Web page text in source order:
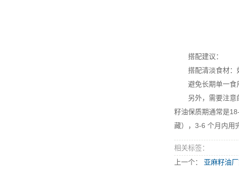
搭配建议：
搭配清淡食材：如
避免长期单一食用
另外，需要注意的
籽油保质期通常是
藏），3-6 个月内用
相关标签：
上一个：
亚麻籽油